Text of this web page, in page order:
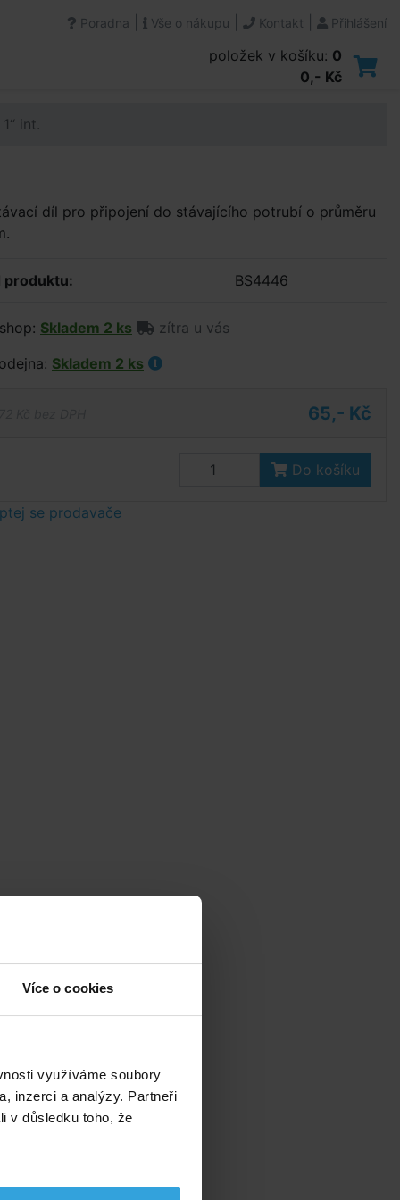
Více o cookies
využíváme soubory
inzerci a analýzy. Partneři
v důsledku toho, že
Poradna Vše o nákupu Kontakt Přihlášení
položek v košíku: 0
0,- Kč
int.
díl pro připojení do stávajícího potrubí o průměru
produktu: BS4446
Skladem 2 ks
zítra u vás
Skladem 2 ks
65,- Kč
Do košíku
se prodavače